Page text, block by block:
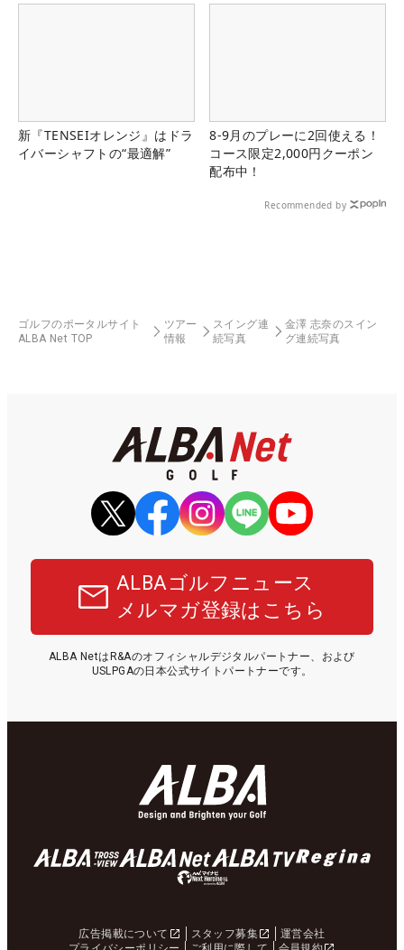
新『TENSEIオレンジ』はドラ
イバーシャフトの“最適解”
8-9月のプレーに2回使える！
コース限定2,000円クーポン
配布中！
Recommended by
ゴルフのポータルサイト
ALBA Net TOP
ツアー
情報
スイング連
続写真
金澤 志奈のスイン
グ連続写真
ALBAゴルフニュース
メルマガ登録はこちら
ALBA NetはR&Aのオフィシャルデジタルパートナー、および
USLPGAの日本公式サイトパートナーです。
広告掲載について スタッフ募集
運営会社